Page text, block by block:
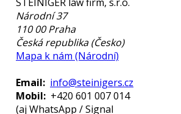
Národní 37
110 00 Praha
Česká republika (Česko)
Mapa k nám (Národní)
Email: info@steinigers.cz
Mobil: +420 601 007 014
(aj WhatsApp / Signal